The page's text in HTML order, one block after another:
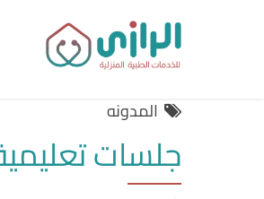
المدونه
جلسات